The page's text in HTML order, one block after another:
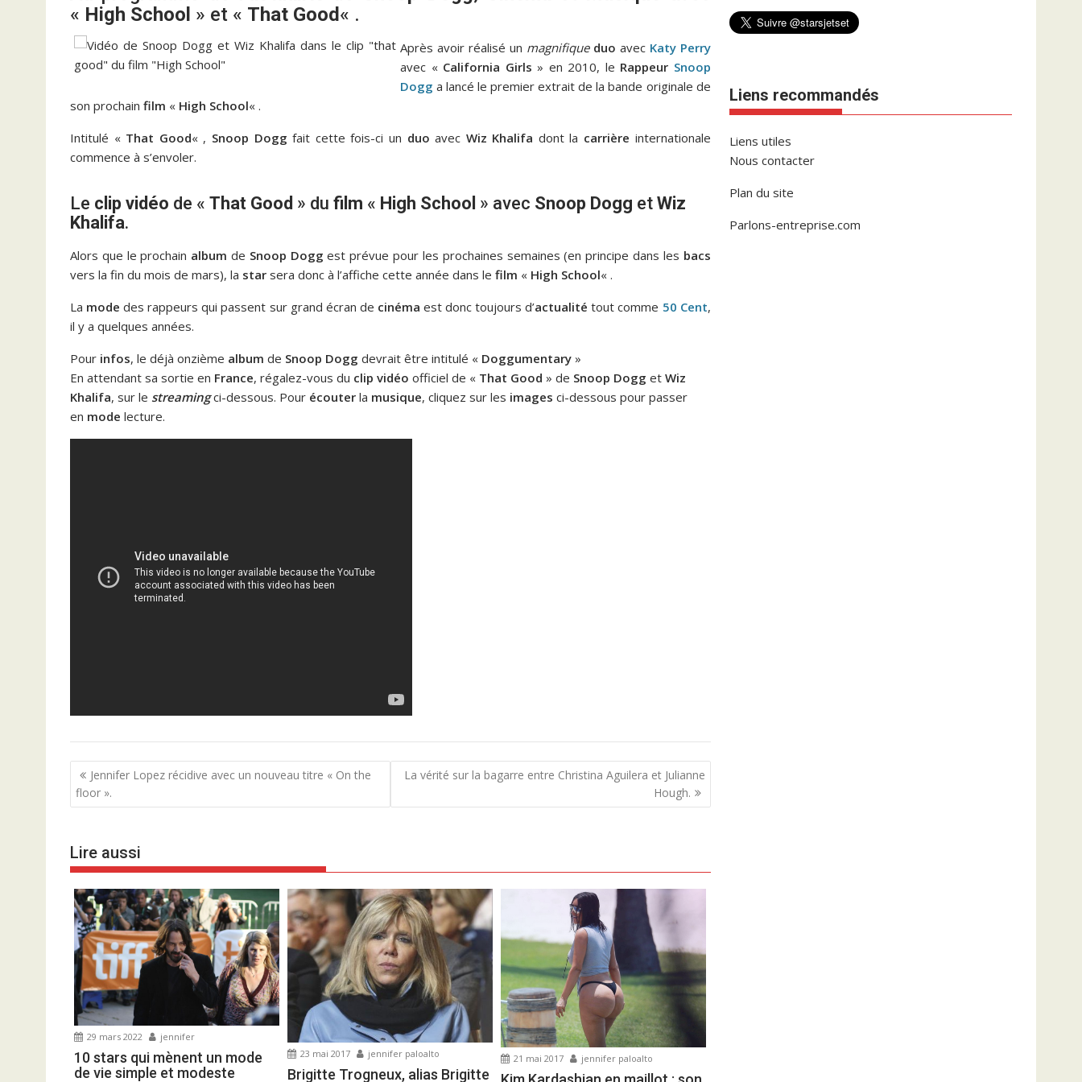
« High School » et « That Good« .
Après avoir réalisé un magnifique duo avec Katy Perry
avec « California Girls » en 2010, le Rappeur Snoop
Dogg a lancé le premier extrait de la bande originale de
son prochain film « High School« .
Intitulé « That Good« , Snoop Dogg fait cette fois-ci un duo avec Wiz Khalifa dont la carrière internationale
commence à s’envoler.
Le clip vidéo de « That Good » du film « High School » avec Snoop Dogg et Wiz
Khalifa.
Alors que le prochain album de Snoop Dogg est prévue pour les prochaines semaines (en principe dans les bacs
vers la fin du mois de mars), la star sera donc à l’affiche cette année dans le film « High School« .
La mode des rappeurs qui passent sur grand écran de cinéma est donc toujours d’actualité tout comme 50 Cent,
il y a quelques années.
Pour infos, le déjà onzième album de Snoop Dogg devrait être intitulé « Doggumentary »
En attendant sa sortie en France, régalez-vous du clip vidéo officiel de « That Good » de Snoop Dogg et Wiz
Khalifa, sur le streamingci-dessous. Pour écouter la musique, cliquez sur les images ci-dessous pour passer
en mode lecture.
N
a
g
a
t
i
o
n
d
e
l
’
a
Jennifer Lopez récidive avec un nouveau titre « On the
floor ».
La vérité sur la bagarre entre Christina Aguilera et Julianne
Hough.
Lire aussi
29 mars 2022 jennifer
10 stars qui mènent un mode
de vie simple et modeste
23 mai 2017 jennifer paloalto
Brigitte Trogneux, alias Brigitte
21 mai 2017 jennifer paloalto
Liens recommandés
Liens utiles
Nous contacter
Plan du site
Parlons-entreprise.com